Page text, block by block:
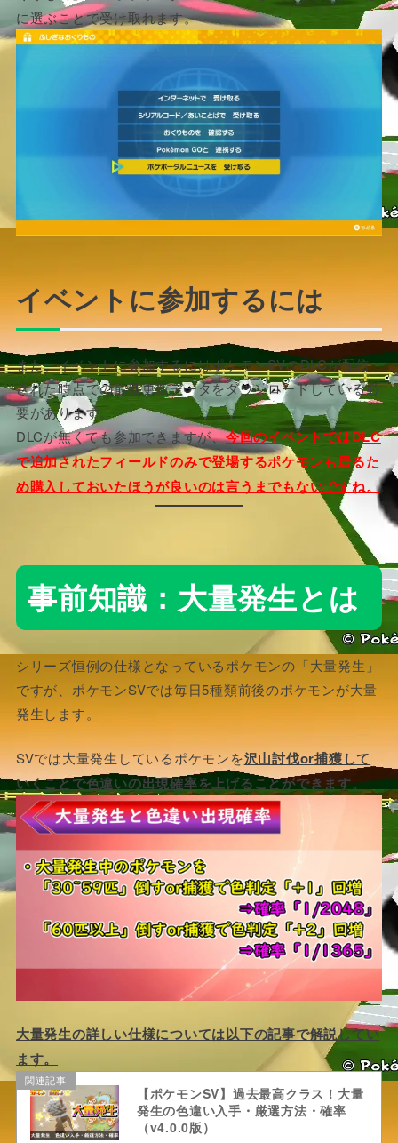
に選ぶことで受け取れます。
イベントに参加するには
また、イベントに参加するにはポケモンSVのDLCが配信
された時点での最新更新データをダウンロードしている必
要があります。
DLCが無くても参加できますが、今回のイベントではDLC
で追加されたフィールドのみで登場するポケモンも居るた
め購入しておいたほうが良いのは言うまでもないですね。
事前知識：大量発生とは
シリーズ恒例の仕様となっているポケモンの「大量発生」
ですが、ポケモンSVでは毎日5種類前後のポケモンが大量
発生します。
SVでは大量発生しているポケモンを沢山討伐or捕獲して
いくことで色違いの出現確率を上げることができます。
大量発生の詳しい仕様については以下の記事で解説してい
ます。
関連記事
【ポケモンSV】過去最高クラス！大量
発生の色違い入手・厳選方法・確率
（v4.0.0版）